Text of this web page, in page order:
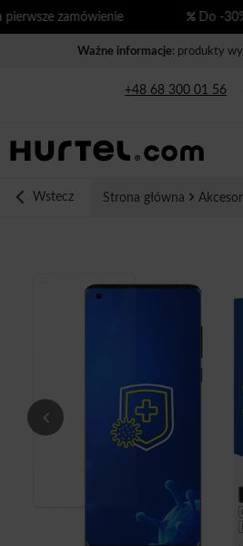
zamówienie Do -30%
Ważne informacje: produkty
+48 68 300 01 56
Wstecz Strona główna